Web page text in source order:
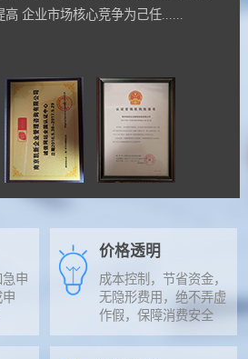
企业市场核心竞争为己任......
申
价格透明
成本控制，节省资金，
无隐形费用，绝不弄虚
作假，保障消费安全